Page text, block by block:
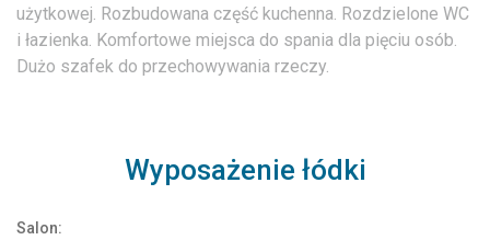
użytkowej. Rozbudowana część kuchenna. Rozdzielone WC
i łazienka. Komfortowe miejsca do spania dla pięciu osób.
Dużo szafek do przechowywania rzeczy.
Wyposażenie łódki
Salon: